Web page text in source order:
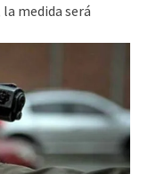
medida será